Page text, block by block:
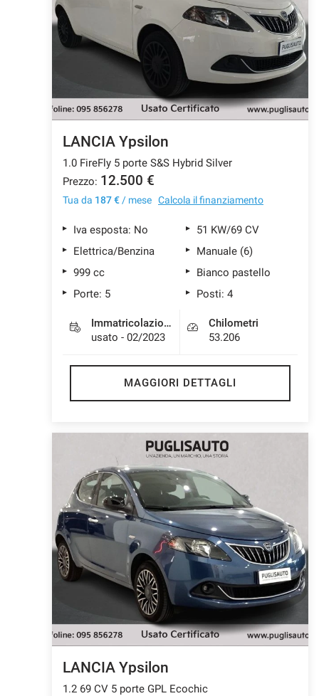
LANCIA Ypsilon
1.0 FireFly 5 porte S&S Hybrid Silver
Prezzo: 12.500 €
Tua da 187 € / mese Calcola il finanziamento
Iva esposta: No
51 KW/69 CV
Elettrica/Benzina
Manuale (6)
999 cc
Bianco pastello
Porte: 5
Posti: 4
Immatricolazione
usato - 02/2023
Chilometri
53.206
MAGGIORI DETTAGLI
LANCIA Ypsilon
1.2 69 CV 5 porte GPL Ecochic